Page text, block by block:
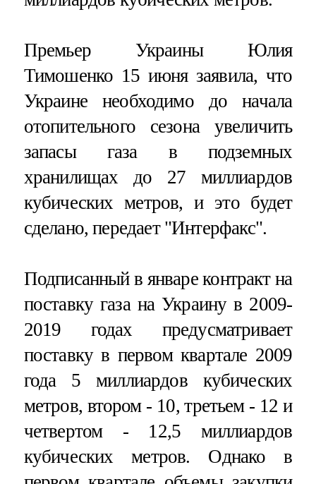
Премьер Украины Юлия
Тимошенко 15 июня заявила, что
Украине необходимо до начала
отопительного сезона увеличить
запасы газа в подземных
хранилищах до 27 миллиардов
кубических метров, и это будет
сделано, передает "Интерфакс".
Подписанный в январе контракт на
поставку газа на Украину в 2009-
2019 годах предусматривает
поставку в первом квартале 2009
года 5 миллиардов кубических
метров, втором - 10, третьем - 12 и
четвертом - 12,5 миллиардов
кубических метров. Однако в